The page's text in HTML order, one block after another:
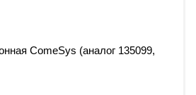
ComeSys (аналог 135099,